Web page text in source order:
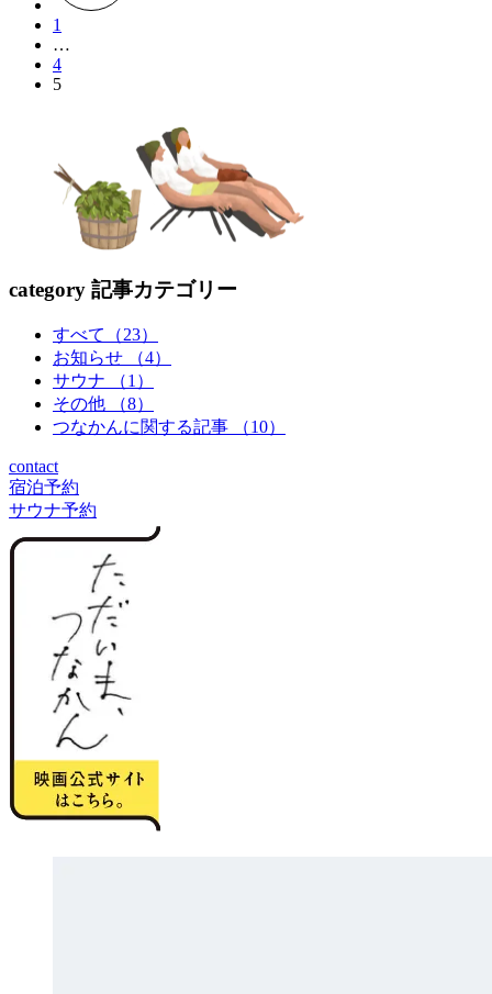
1
…
4
5
category 記事カテゴリー
すべて（23）
お知らせ （4）
サウナ （1）
その他 （8）
つなかんに関する記事 （10）
contact
宿泊予約
サウナ予約